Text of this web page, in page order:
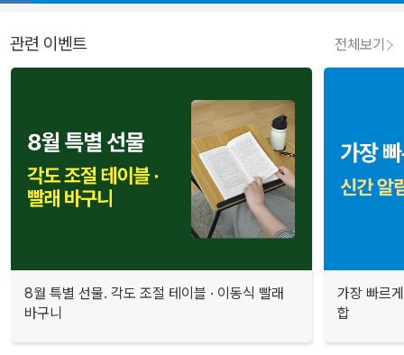
관련 이벤트 전체보기
8월 특별 선물. 각도 조절 테이블 · 이동식 빨래
바구니
가장 빠르
합